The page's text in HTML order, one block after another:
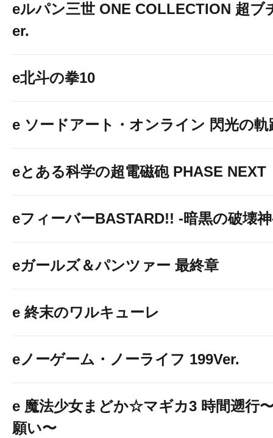
eルパン三世 ONE COLLECTION 超ブ
er.
e北斗の拳10
e ソードアート・オンライン 閃光の軌
eとある科学の超電磁砲 PHASE NEXT
eフィーバーBASTARD!! -暗黒の破壊
eガールズ＆パンツァー 最終章
e 終末のワルキューレ
eノーゲーム・ノーライフ 199Ver.
e 魔法少女まどか☆マギカ3 時間遡行
願い〜